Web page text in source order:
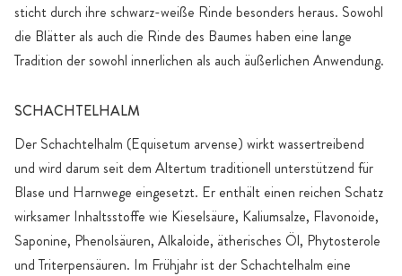
sticht durch ihre schwarz-weiße Rinde besonders heraus. Sowohl
die Blätter als auch die Rinde des Baumes haben eine lange
Tradition der sowohl innerlichen als auch äußerlichen Anwendung.
SCHACHTELHALM
Der Schachtelhalm (Equisetum arvense) wirkt wassertreibend
und wird darum seit dem Altertum traditionell unterstützend für
Blase und Harnwege eingesetzt. Er enthält einen reichen Schatz
wirksamer Inhaltsstoffe wie Kieselsäure, Kaliumsalze, Flavonoide,
Saponine, Phenolsäuren, Alkaloide, ätherisches Öl, Phytosterole
und Triterpensäuren. Im Frühjahr ist der Schachtelhalm eine